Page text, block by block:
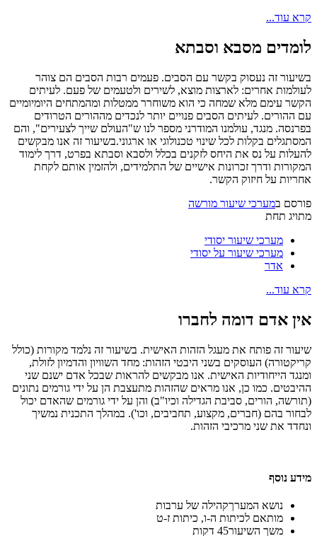
קרא עוד...
לומדים מסבא וסבתא
בשיעור זה נעסוק בקשר עם הסבים. פעמים רבות הסבים הם צוהר
לעולמות אחרים: לארצות מוצא, לשירים ולטעמים של פעם. לעיתים
הקשר עימם מלא שמחה כי הוא משוחרר ממטלות ומהמתחים היומיומיים
עם ההורים. לעיתים הסבים פנויים יותר לנכדים מההורים הטרודים
בפרנסה. מנגד, עולמנו המודרני מספר לנו ש"העולם שייך לצעירים", והם
המסתגלים בקלות לכל שינוי טכנולוגי או ארגוני.בשיעור זה אנו מבקשים
להעלות על נס את היחס לזקנים בכלל ולסבא וסבתא בפרט, דרך לימוד
המקורות ודרך זכרונות אישיים של התלמידים, ולהזמין אותם לקחת
אחריות על חיזוק הקשר.
פורסם במערכי שיעור מורשה
מתויג תחת
מערכי שיעור יסודי
מערכי שיעור על יסודי
אדר
קרא עוד...
אין אדם דומה לחברו
שיעור זה פותח את מעגל הזהות האישית. בשיעור זה נלמד מקורות (כולל
קריקטורה) העוסקים בשני היבטי הזהות: מחד השוויון והדמיון לזולת,
ומנגד הייחודיות האישית. אנו מבקשים להראות שבכל אדם ישנם שני
ההיבטים. כמו כן, אנו מראים שהזהות מתעצבת הן על ידי גורמים נתונים
(תורשה, הורים, סביבת הגדילה וכיו"ב) והן על ידי גורמים שהאדם יכול
לבחור בהם (חברים, מקצוע, תחביבים, וכו'). במהלך התכנית נמשיך
ונחדד את שני מרכיבי הזהות.
מידע נוסף
נושא המערךקהילה של ערבות
מותאם לכיתות ה-ו, כיתות ז-ט
משך השיעור45 דקות